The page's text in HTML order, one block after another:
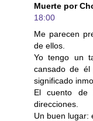
Muerte por
18:00
Me parecen
de ellos.
Yo tengo un
cansado de
significado
El cuento de
direcciones.
Un buen lugar: